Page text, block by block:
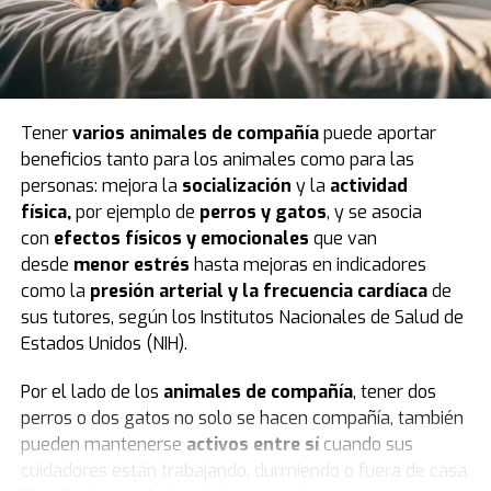
integró encuestas retrospectivas sobre los hábitos
digitales de los participantes y los resultados de las
pruebas estandarizadas INVALSI enlengua italiana,
Uno de los puntos de partida del análisis fuedividir a
los alumnossegún el momento en que abrieron su
primera cuenta personal en redes sociales. De esa
manera, quedaron definidosdos grandes grupos
quienes lo hicieron en sexto, séptimo u octavo grado —
los llamadosusuarios tempranos— y quienes
esperaron hasta el noveno grado o más, coincidiendo
con la edad mínima legal para el acceso autónomo en
El diseño de la investigación excluyó a aquellos que
abrieron su primera cuenta en primaria, por no contar
con una base suficiente para el análisis longitudinal, así
Tenervarios animales de compañíapuede aportar
beneficios tanto para los animales como para las
personas: mejora la socialización y la actividad
física,por ejemplo de perros y gatos, y se asocia
con efectos físicos y emocionales que van
desde menor estrés hasta mejoras en indicadores
como la presión arterial y la frecuencia cardíacade
sus tutores, según los Institutos Nacionales de Salud de
Estados Unidos (NIH).
Por el lado de los animales de compañía, tener dos
perros o dos gatos no solo se hacen compañía, también
pueden mantenerse activos entre sícuando sus
cuidadores están trabajando, durmiendo o fuera de casa.